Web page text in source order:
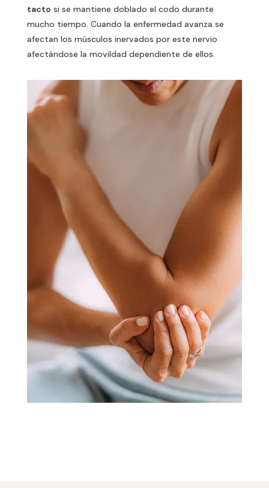
tacto si se mantiene doblado el codo durante
mucho tiempo. Cuando la enfermedad avanza se
afectan los músculos inervados por este nervio
afectándose la movildad dependiente de ellos.